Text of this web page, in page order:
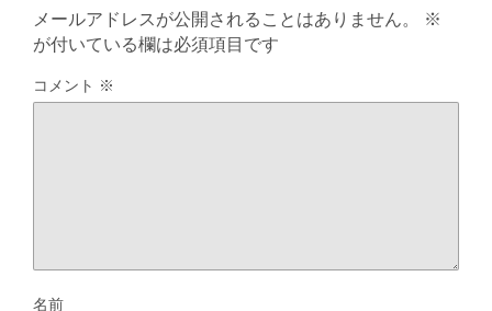
メールアドレスが公開されることはありません。
※
が付いている欄は必須項目です
コメント ※
名前